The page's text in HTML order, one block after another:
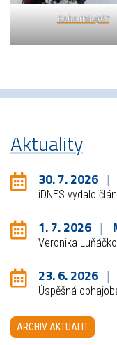
Koho miluješ?
Aktuality
30. 7. 2026
iDNES vydalo
1. 7. 2026
Veronika
23. 6. 2026
Úspěšná
ARCHIV AKTUALIT